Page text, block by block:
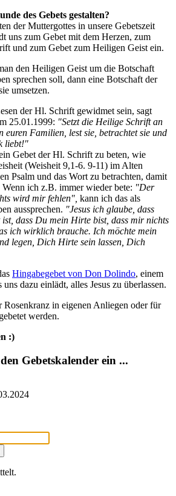
des Gebets gestalten?
der Muttergottes in unsere Gebetszeit
uns zum Gebet mit dem Herzen, zum
und zum Gebet zum Heiligen Geist ein.
den Heiligen Geist um die Botschaft
sprechen soll, dann eine Botschaft der
umsetzen.
der Hl. Schrift gewidmet sein, sagt
25.01.1999: "Setzt die Heilige Schrift an
euren Familien, lest sie, betrachtet sie und
liebt!"
Gebet der Hl. Schrift zu beten, wie
(Weisheit 9,1-6. 9-11) im Alten
Psalm und das Wort zu betrachten, damit
ich z.B. immer wieder bete: "Der
wird mir fehlen", kann ich das als
aussprechen. "Jesus ich glaube, dass
dass Du mein Hirte bist, dass mir nichts
ich wirklich brauche. Ich möchte mein
legen, Dich Hirte sein lassen, Dich
Hingabegebet von Don Dolindo, einem
dazu einlädt, alles Jesus zu überlassen.
Rosenkranz in eigenen Anliegen oder für
werden.
:)
Gebetskalender ein ...